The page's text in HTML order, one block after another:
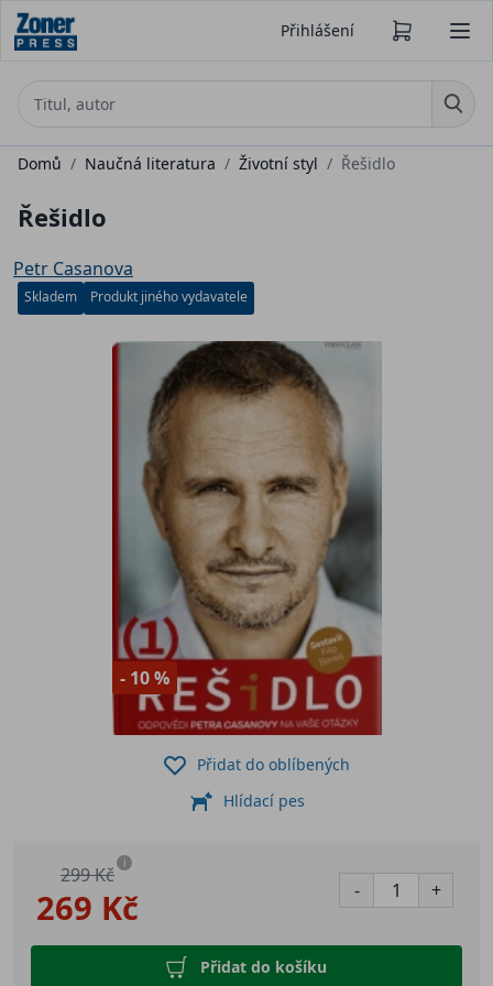
Přihlášení
Domů / Naučná literatura / Životní styl / Řešidlo
Řešidlo
Petr Casanova
Skladem Produkt jiného vydavatele
- 10 %
269 Kč
299 Kč i
- +
Přidat do košíku
Přidat do oblíbených
Hlídací pes